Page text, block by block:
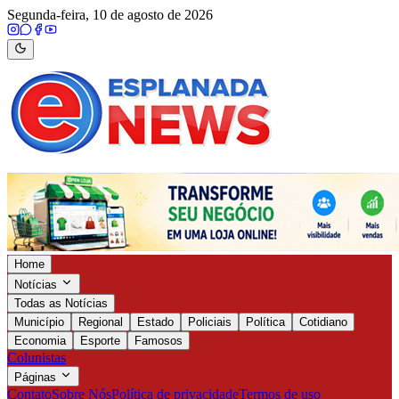
Segunda-feira, 10 de agosto de 2026
Home
Notícias
Todas as Notícias
Município
Regional Estado Policiais Política
Cotidiano
Economia
Esporte Famosos
Colunistas
Páginas
ContatoSobre NósPolítica de privacidadeTermos de uso